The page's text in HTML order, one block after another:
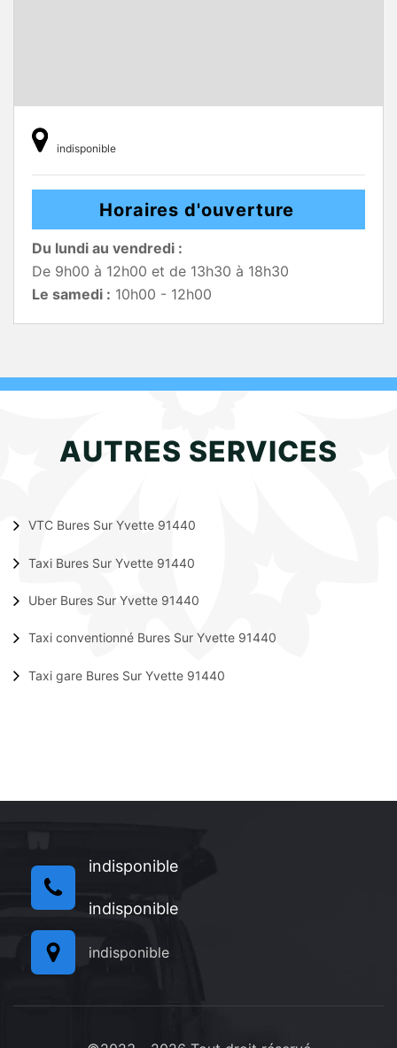
indisponible
Horaires d'ouverture
Du lundi au vendredi :
De 9h00 à 12h00 et de 13h30 à 18h30
Le samedi : 10h00 - 12h00
AUTRES SERVICES
VTC Bures Sur Yvette 91440
Taxi Bures Sur Yvette 91440
Uber Bures Sur Yvette 91440
Taxi conventionné Bures Sur Yvette 91440
Taxi gare Bures Sur Yvette 91440
indisponible
indisponible
indisponible